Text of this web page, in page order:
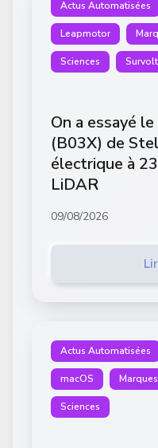
Actus Automatisées
Leapmotor
Sciences
On a essayé
(B03X) de
électrique à
LiDAR
09/08/2026
Actus Automatisées
macOS Marques
Sciences